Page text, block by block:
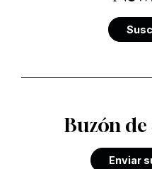
Buzón de
Enviar